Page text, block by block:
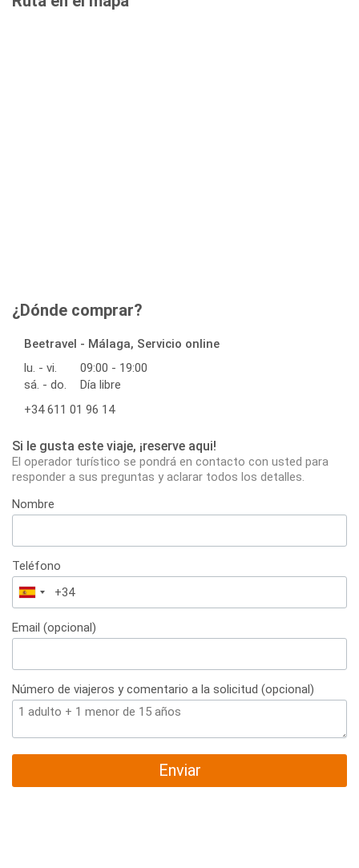
¿Dónde comprar?
Beetravel - Málaga, Servicio online
lu. - vi.
09:00 - 19:00
sá. - do.
Día libre
+34 611 01 96 14
Si le gusta este viaje, ¡reserve aqui!
El operador turístico se pondrá en contacto con usted para
responder a sus preguntas y aclarar todos los detalles.
Nombre
Teléfono
España
+34
Email (opcional)
Número de viajeros y comentario a la solicitud (opcional)
Enviar